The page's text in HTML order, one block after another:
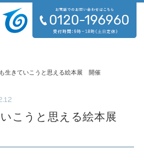
生きていこうと思える絵本展 開催
こうと思える絵本展